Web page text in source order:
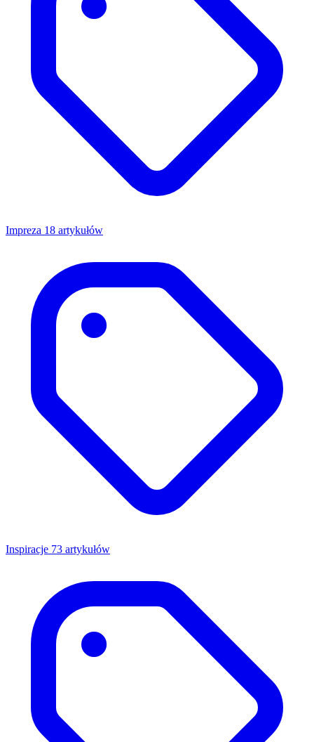
Impreza 18 artykułów
Inspiracje 73 artykułów